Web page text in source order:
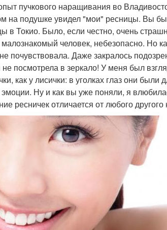
пучкового наращивания во
на подушке увидел "мои" ресницы. Вы
в Токио. Было, если честно, очень
человек, небезопасно. Но
почувствовала. Даже закралось
посмотрела в зеркало! У меня был
как у лисички: в уголках глаз они были
Ну и как вы уже поняли, я
ресничек отличается от любого